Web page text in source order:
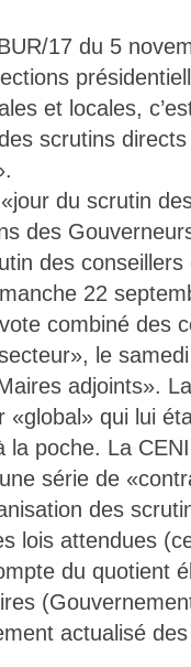
17 du 5
et locales,
scrutins
du scrutin
des
des
22
combiné des
le
adjoints».
qui lui
la poche. La
série de
des
lois attendues
du quotient
actualisé